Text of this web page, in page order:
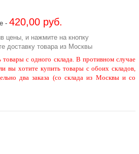
- 420,00 руб.
цены, и нажмите на кнопку
доставку товара из Москвы
с одного склада. В противном случае
вы хотите купить товары с обоих складов,
два заказа (со склада из Москвы и со